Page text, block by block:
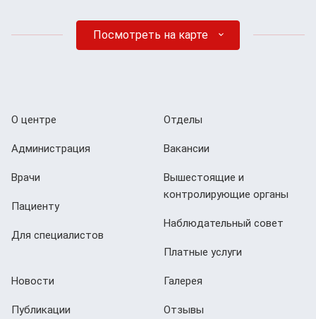
Посмотреть на карте
О центре
Администрация
Врачи
Пациенту
Для специалистов
Отделы
Вакансии
Вышестоящие и
контролирующие органы
Наблюдательный совет
Платные услуги
Новости
Публикации
Галерея
Отзывы